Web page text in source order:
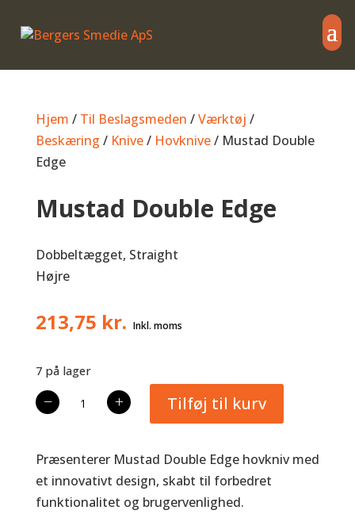
Hjem / Til Beslagsmeden /Værktøj /
Beskæring / Knive/ Hovknive/ Mustad Double
Edge
Mustad Double Edge
Dobbeltægget, Straight
Højre
213,75 kr.
7 på lager
−
Double
antal
+ Tilføj til kurv
Præsenterer Mustad Double Edge hovkniv med
et innovativt design, skabt til forbedret
funktionalitet og brugervenlighed.